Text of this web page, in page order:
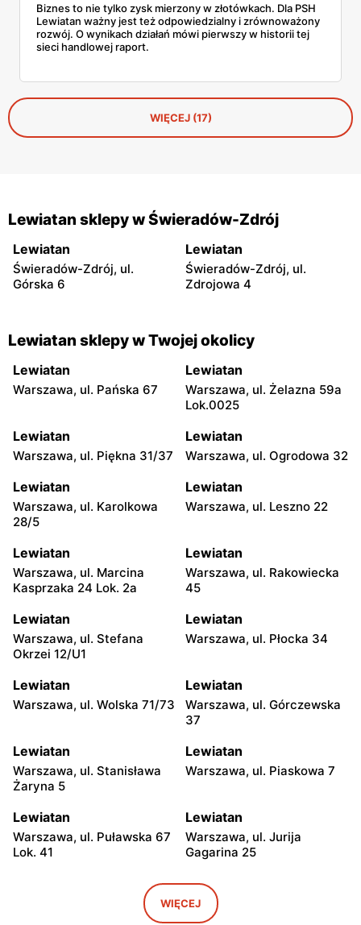
Biznes to nie tylko zysk mierzony w złotówkach. Dla PSH
Lewiatan ważny jest też odpowiedzialny i zrównoważony
rozwój. O wynikach działań mówi pierwszy w historii tej
sieci handlowej raport.
WIĘCEJ (17)
Lewiatan sklepy w Świeradów-Zdrój
Lewiatan
Świeradów-Zdrój, ul.
Górska 6
Lewiatan
Świeradów-Zdrój, ul.
Zdrojowa 4
Lewiatan sklepy w Twojej okolicy
Lewiatan
Warszawa, ul. Pańska 67
Lewiatan
Warszawa, ul. Żelazna 59a
Lok.0025
Lewiatan
Warszawa, ul. Piękna 31/37
Lewiatan
Warszawa, ul. Ogrodowa 32
Lewiatan
Warszawa, ul. Karolkowa
28/5
Lewiatan
Warszawa, ul. Leszno 22
Lewiatan
Warszawa, ul. Marcina
Kasprzaka 24 Lok. 2a
Lewiatan
Warszawa, ul. Rakowiecka
45
Lewiatan
Warszawa, ul. Stefana
Okrzei 12/U1
Lewiatan
Warszawa, ul. Płocka 34
Lewiatan
Warszawa, ul. Wolska 71/73
Lewiatan
Warszawa, ul. Górczewska
37
Lewiatan
Warszawa, ul. Stanisława
Żaryna 5
Lewiatan
Warszawa, ul. Piaskowa 7
Lewiatan
Warszawa, ul. Puławska 67
Lok. 41
Lewiatan
Warszawa, ul. Jurija
Gagarina 25
Warszawa, ul. Egipska 4
Lewiatan
Warszawa, ul. Elbląska 37
WIĘCEJ